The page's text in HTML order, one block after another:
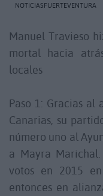
NOTICIASFUERTEVENTURA
Manuel Travieso
mortal hacia
locales
Paso 1: Gracias al
Canarias, su
número uno al
a Mayra
votos en 2015
entonces en